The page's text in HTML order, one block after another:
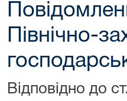
Північно-
Відповідно до